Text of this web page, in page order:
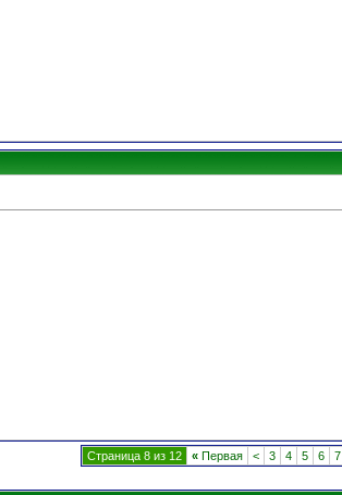
Страница 8 из 12 « Первая < 3 4 5 6 7